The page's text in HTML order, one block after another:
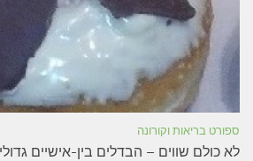
ספורט בריאות וקורונה
לא כולם שווים – הבדלים בין-אישיים